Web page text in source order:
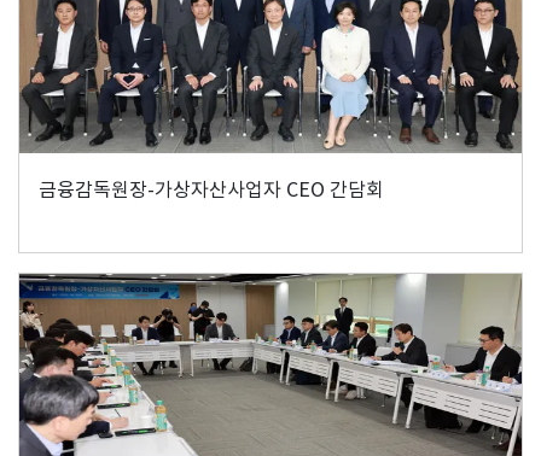
금융감독원장-가상자산사업자 CEO 간담회